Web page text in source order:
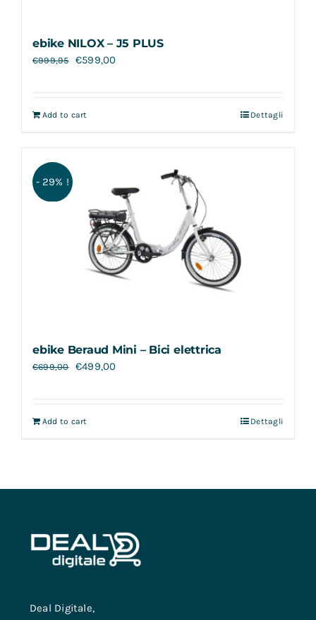
ebike NILOX – J5 PLUS
€999,95 €599,00
Add to cart Dettagli
- 29% !
ebike Beraud Mini – Bici elettrica
€699,00 €499,00
Add to cart Dettagli
Deal Digitale,